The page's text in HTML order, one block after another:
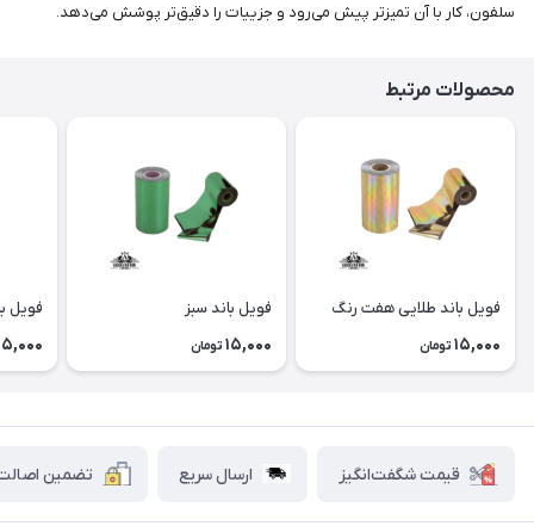
سلفون، کار با آن تمیزتر پیش می‌رود و جزییات را دقیق‌تر پوشش می‌دهد.
محصولات مرتبط
فویل باند طلایی هفت رنگ
15,000 تومان
فویل باند سبز
15,000 تومان
فویل
قیمت شگفت‌انگیز ارسال سریع تضمین اصالت